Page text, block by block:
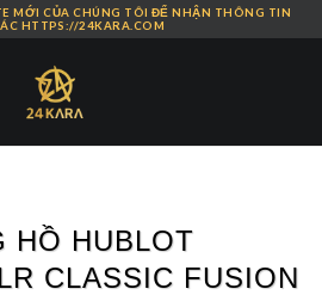
MỚI CỦA CHÚNG TÔI ĐỂ NHẬN THÔNG TIN
HTTPS://24KARA.COM
HỒ HUBLOT
CLASSIC FUSION